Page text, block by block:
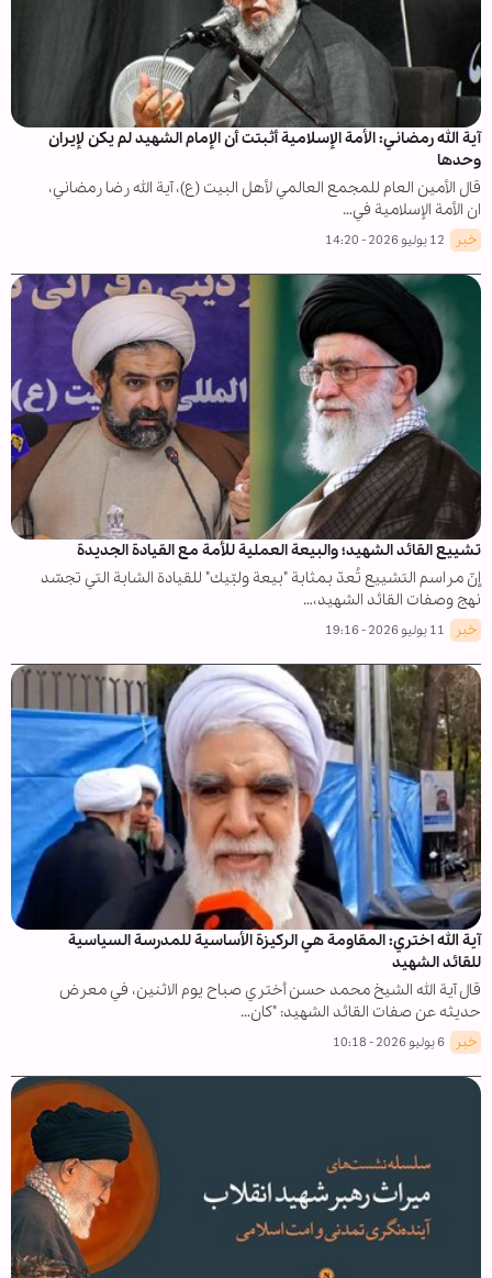
آية الله رمضاني: الأمة الإسلامية أثبتت أن الإمام الشهيد لم يكن لإيران
وحدها
قال الأمين العام للمجمع العالمي لأهل البيت (ع)، آية الله رضا رمضاني،
ان الأمة الإسلامية في…
خبر 12 يوليو 2026 - 14:20
تشييع القائد الشهيد؛ والبيعة العملية للأمة مع القيادة الجديدة
إنّ مراسم التشييع تُعدّ بمثابة "بيعة ولبّيك" للقيادة الشابة التي تجسّد
نهج وصفات القائد الشهيد،…
خبر 11 يوليو 2026 - 19:16
آية الله اختري: المقاومة هي الركيزة الأساسية للمدرسة السياسية
للقائد الشهيد
قال آية الله الشيخ محمد حسن أختري صباح يوم الاثنين، في معرض
حديثه عن صفات القائد الشهيد: "كان…
خبر 6 يوليو 2026 - 10:18